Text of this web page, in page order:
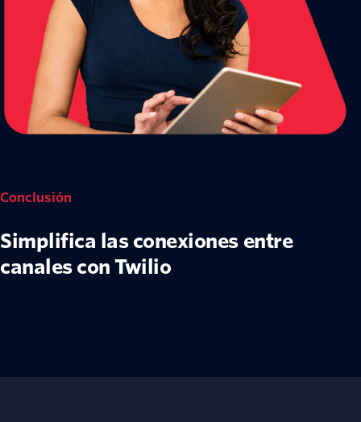
Conclusión
Simplifica las conexiones entre
canales con Twilio